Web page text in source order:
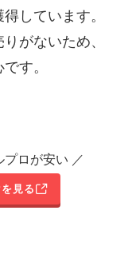
しています。
がないため、
す。
ロが安い ／
見る